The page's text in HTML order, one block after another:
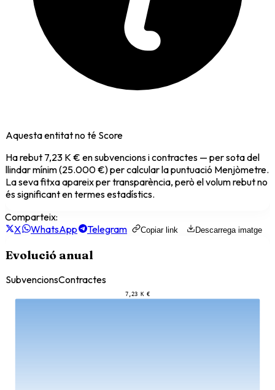
Aquesta entitat no té Score
Ha rebut 7,23 K € en subvencions i contractes — per sota del
llindar mínim (25.000 €) per calcular la puntuació Menjòmetre.
La seva fitxa apareix per transparència, però el volum rebut no
és significant en termes estadístics.
Comparteix:
X
WhatsApp Telegram Copiar link Descarrega imatge
Evolució anual
SubvencionsContractes
7,23 K €